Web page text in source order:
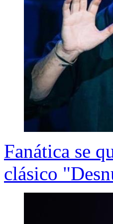
Fanática se
clásico